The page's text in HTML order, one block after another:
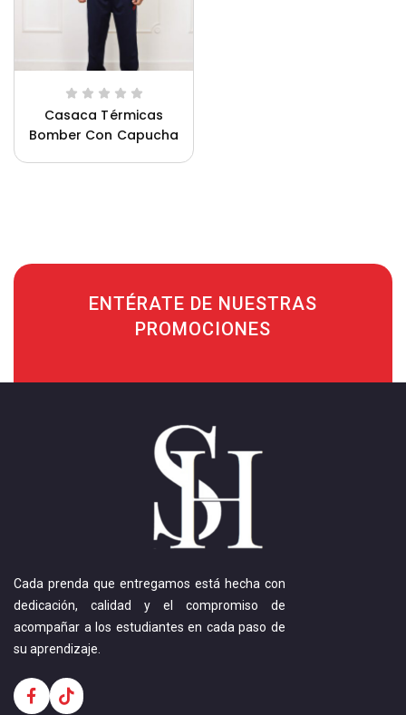
Casaca Térmicas
Bomber Con Capucha
ENTÉRATE DE NUESTRAS
PROMOCIONES
Cada prenda que entregamos está hecha con
dedicación, calidad y el compromiso de
acompañar a los estudiantes en cada paso de
su aprendizaje.